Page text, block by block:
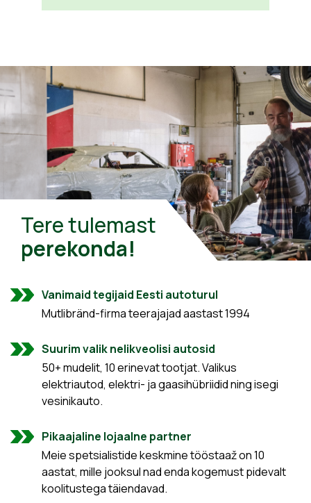
Tere tulemast
perekonda!
Vanimaid tegijaid Eesti autoturul
Mutlibränd-firma teerajajad aastast 1994
Suurim valik nelikveolisi autosid
50+ mudelit, 10 erinevat tootjat. Valikus
elektriautod, elektri- ja gaasihübriidid ning isegi
vesinikauto.
Pikaajaline lojaalne partner
Meie spetsialistide keskmine tööstaaž on 10
aastat, mille jooksul nad enda kogemust pidevalt
koolitustega täiendavad.